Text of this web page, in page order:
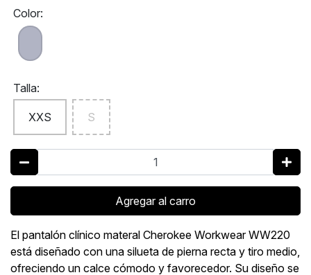
Color:
Talla:
XXS S
Agregar al carro
El pantalón clínico materal Cherokee Workwear WW220
está diseñado con una silueta de pierna recta y tiro medio,
ofreciendo un calce cómodo y favorecedor. Su diseño se